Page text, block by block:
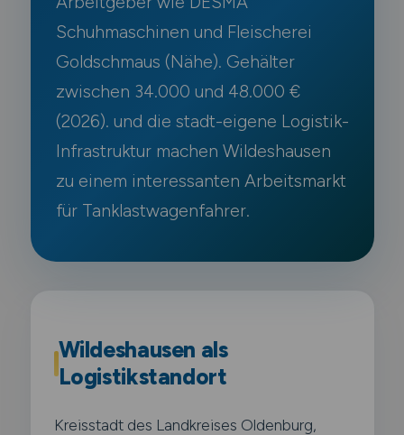
Schuhmaschinen und Fleischerei
Goldschmaus (Nähe). Gehälter
zwischen 34.000 und 48.000 €
(2026). und die stadt-eigene Logistik-
Infrastruktur machen Wildeshausen
zu einem interessanten Arbeitsmarkt
für Tanklastwagenfahrer.
Wildeshausen als
Logistikstandort
Kreisstadt des Landkreises Oldenburg,